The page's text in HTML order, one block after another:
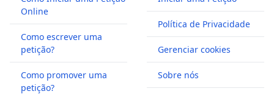
Online
Como escrever uma
petição?
Como promover uma
petição?
Política de Privacidade
Gerenciar cookies
Sobre nós